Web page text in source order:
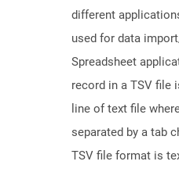
different
used for data
Spreadsheet
record in a TSV file
line of text file
separated by a tab
TSV file format is